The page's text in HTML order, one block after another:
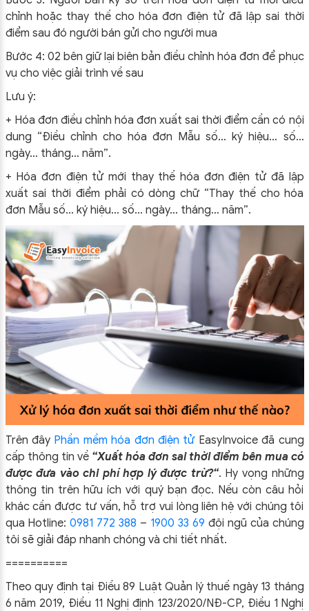
chỉnh hoặc thay thế cho hóa đơn điện tử đã lập sai thời
điểm sau đó người bán gửi cho người mua
Bước 4: 02 bên giữ lại biên bản điều chỉnh hóa đơn để phục
vụ cho việc giải trình về sau
Lưu ý:
+ Hóa đơn điều chỉnh hóa đơn xuất sai thời điểm cần có nội
dung “Điều chỉnh cho hóa đơn Mẫu số… ký hiệu… số…
ngày… tháng… năm”.
+ Hóa đơn điện tử mới thay thế hóa đơn điện tử đã lập
xuất sai thời điểm phải có dòng chữ “Thay thế cho hóa
đơn Mẫu số… ký hiệu… số… ngày… tháng… năm”.
Trên đây Phần mềm hóa đơn điện tử EasyInvoice đã cung
cấp thông tin về “Xuất hóa đơn sai thời điểm bên mua có
được đưa vào chi phí hợp lý được trừ?“. Hy vọng những
thông tin trên hữu ích với quý bạn đọc. Nếu còn câu hỏi
khác cần được tư vấn, hỗ trợ vui lòng liên hệ với chúng tôi
qua Hotline:0981 772 388 – 1900 33 69 đội ngũ của chúng
tôi sẽ giải đáp nhanh chóng và chi tiết nhất.
==========
Theo quy định tại Điều 89 Luật Quản lý thuế ngày 13 tháng
6 năm 2019, Điều 11 Nghị định 123/2020/NĐ-CP, Điều 1 Nghị